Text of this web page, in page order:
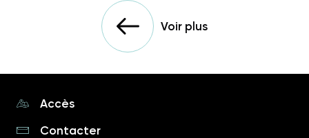
Voir plus
Accès
Contacter